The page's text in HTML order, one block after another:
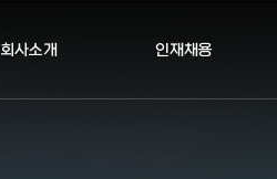
회사소개 인재채용